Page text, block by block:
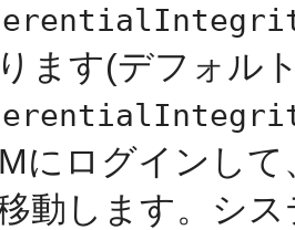
ます(デフォル
にログインして
動します。シ